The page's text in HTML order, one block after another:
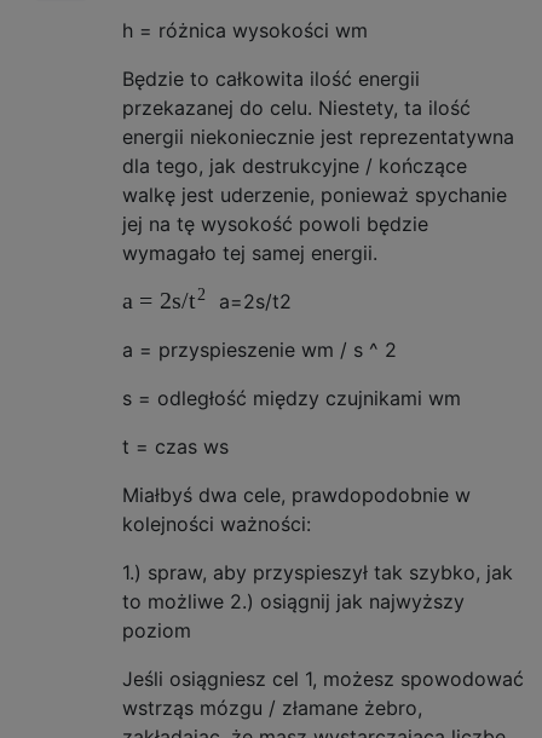
h = różnica wysokości wm
Będzie to całkowita ilość energii
przekazanej do celu. Niestety, ta ilość
energii niekoniecznie jest reprezentatywna
dla tego, jak destrukcyjne / kończące
walkę jest uderzenie, ponieważ spychanie
jej na tę wysokość powoli będzie
wymagało tej samej energii.
a = 2s/t 2 a=2s/t2
a = przyspieszenie wm / s ^ 2
s = odległość między czujnikami wm
t = czas ws
Miałbyś dwa cele, prawdopodobnie w
kolejności ważności:
1.) spraw, aby przyspieszył tak szybko, jak
to możliwe 2.) osiągnij jak najwyższy
poziom
Jeśli osiągniesz cel 1, możesz spowodować
wstrząs mózgu / złamane żebro,